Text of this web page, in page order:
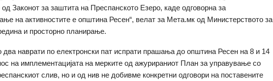
Законот за заштита на Преспанското Езеро, каде одговорна за
на активностите е општина Ресен“, велат за Мета.мк од Министерството за
и просторно планирање.
два наврати по електронски пат испрати прашања до општина Ресен на 8 и 14
на имплементацијата на мерките од ажурираниот План за управување со
слив, но и од нив не добивме конкретни одговори на поставените